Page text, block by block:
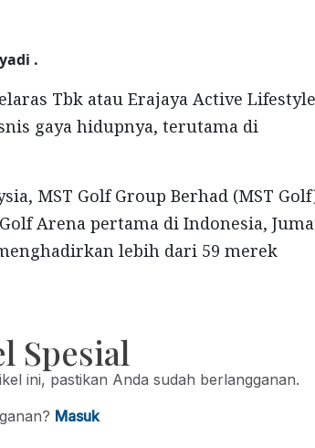
.
Tbk atau Erajaya Active Lifestyle
gaya hidupnya, terutama di
MST Golf Group Berhad (MST
Arena pertama di Indonesia,
lebih dari 59 merek
Spesial
ini, pastikan Anda sudah berlangganan.
Masuk